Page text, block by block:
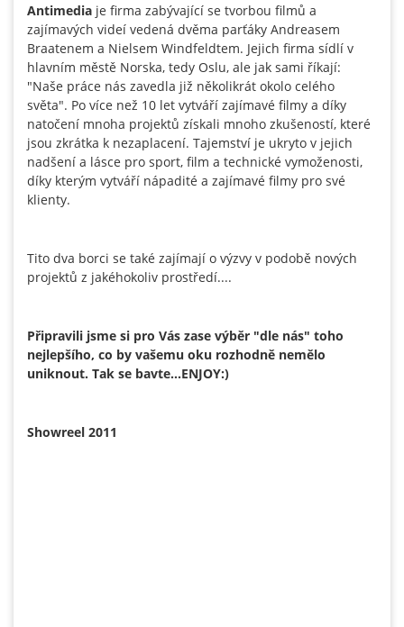
Antimedia je firma zabývající se tvorbou filmů a
zajímavých videí vedená dvěma parťáky Andreasem
Braatenem a Nielsem Windfeldtem. Jejich firma sídlí v
hlavním městě Norska, tedy Oslu, ale jak sami říkají:
"Naše práce nás zavedla již několikrát okolo celého
světa". Po více než 10 let vytváří zajímavé filmy a díky
natočení mnoha projektů získali mnoho zkušeností, které
jsou zkrátka k nezaplacení. Tajemství je ukryto v jejich
nadšení a lásce pro sport, film a technické vymoženosti,
díky kterým vytváří nápadité a zajímavé filmy pro své
klienty.
Tito dva borci se také zajímají o výzvy v podobě nových
projektů z jakéhokoliv prostředí....
Připravili jsme si pro Vás zase výběr "dle nás" toho
nejlepšího, co by vašemu oku rozhodně nemělo
uniknout. Tak se bavte...ENJOY:)
Showreel 2011